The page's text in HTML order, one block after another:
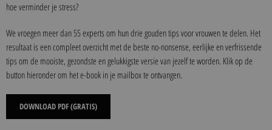
hoe verminder je stress?
We vroegen meer dan 55 experts om hun drie gouden tips voor vrouwen te delen. Het
resultaat is een compleet overzicht met de beste no-nonsense, eerlijke en verfrissende
tips om de mooiste, gezondste en gelukkigste versie van jezelf te worden. Klik op de
button hieronder om het e-book in je mailbox te ontvangen.
DOWNLOAD PDF (GRATIS)